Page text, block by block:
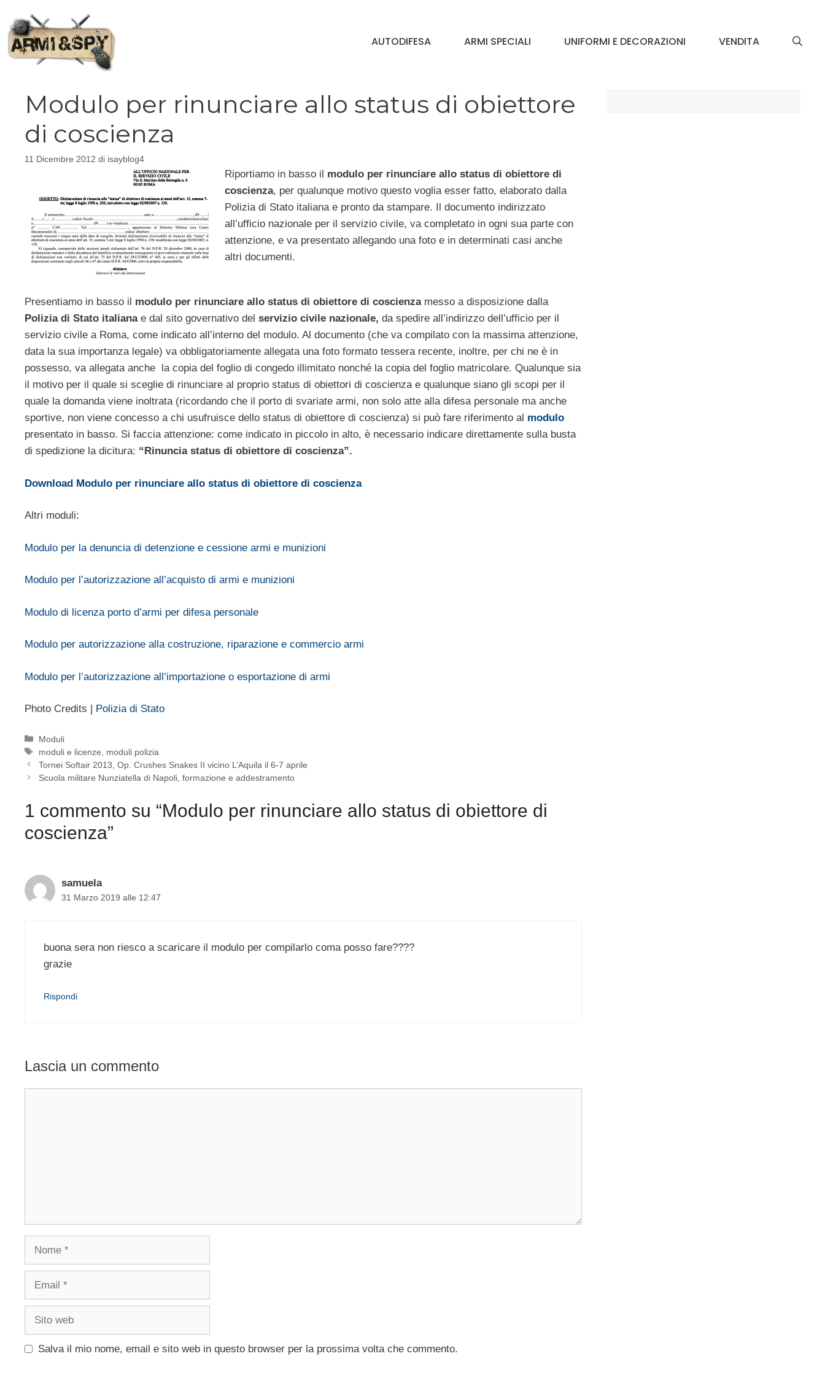
contenuto
AUTODIFESA ARMI SPECIALI UNIFORMI E DECORAZIONI VENDITA
Modulo per rinunciare allo status di obiettore
di coscienza
11 Dicembre 2012 di isayblog4
Riportiamo in basso il modulo per rinunciare allo status di obiettore di
coscienza, per qualunque motivo questo voglia esser fatto, elaborato dalla
Polizia di Stato italiana e pronto da stampare. Il documento indirizzato
all’ufficio nazionale per il servizio civile, va completato in ogni sua parte con
attenzione, e va presentato allegando una foto e in determinati casi anche
altri documenti.
Presentiamo in basso il modulo per rinunciare allo status di obiettore di coscienzamesso a disposizione dalla
Polizia di Stato italianae dal sito governativo del servizio civile nazionale, da spedire all’indirizzo dell’ufficio per il
servizio civile a Roma, come indicato all’interno del modulo. Al documento (che va compilato con la massima attenzione,
data la sua importanza legale) va obbligatoriamente allegata una foto formato tessera recente, inoltre, per chi ne è in
possesso, va allegata anche la copia del foglio di congedo illimitato nonché la copia del foglio matricolare. Qualunque sia
il motivo per il quale si sceglie di rinunciare al proprio status di obiettori di coscienza e qualunque siano gli scopi per il
quale la domanda viene inoltrata (ricordando che il porto di svariate armi, non solo atte alla difesa personale ma anche
sportive, non viene concesso a chi usufruisce dello status di obiettore di coscienza) si può fare riferimento al modulo
presentato in basso. Si faccia attenzione: come indicato in piccolo in alto, è necessario indicare direttamente sulla busta
di spedizione la dicitura: “Rinuncia status di obiettore di coscienza”.
Download Modulo per rinunciare allo status di obiettore di coscienza
Altri moduli:
Modulo per la denuncia di detenzione e cessione armi e munizioni
Modulo per l’autorizzazione all’acquisto di armi e munizioni
Modulo di licenza porto d’armi per difesa personale
Modulo per autorizzazione alla costruzione, riparazione e commercio armi
Modulo per l’autorizzazione all’importazione o esportazione di armi
Photo Credits | Polizia di Stato
Categorie
Moduli
Tag
moduli e licenze
moduli polizia
Tornei Softair 2013, Op. Crushes Snakes II vicino L’Aquila il 6-7 aprile
Scuola militare Nunziatella di Napoli, formazione e addestramento
1 commento su “Modulo per rinunciare allo status di obiettore di
coscienza”
samuela
31 Marzo 2019 alle 12:47
buona sera non riesco a scaricare il modulo per compilarlo coma posso fare????
grazie
Rispondi
Lascia un commento
Salva il mio nome, email e sito web in questo browser per la prossima volta che commento.